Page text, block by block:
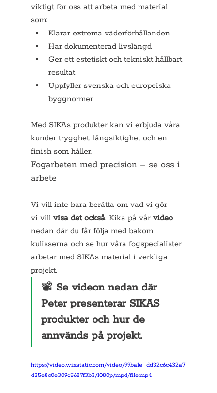
viktigt för oss att arbeta med material
som:
Klarar extrema väderförhållanden
Har dokumenterad livslängd
Ger ett estetiskt och tekniskt hållbart
resultat
Uppfyller svenska och europeiska
byggnormer
Med SIKAs produkter kan vi erbjuda våra
kunder trygghet, långsiktighet och en
finish som håller.
Fogarbeten med precision – se oss i
arbete
Vi vill inte bara berätta om vad vi gör –
vi vill visa det också. Kika på vår video
nedan där du får följa med bakom
kulisserna och se hur våra fogspecialister
arbetar med SIKAs material i verkliga
projekt.
📽️ Se videon nedan där
Peter presenterar SIKAS
produkter och hur de
annvänds på projekt.
https://video.wixstatic.com/video/99ba1e_dd32c6c432a7
435e8c0e309c5687f3b3/1080p/mp4/file.mp4